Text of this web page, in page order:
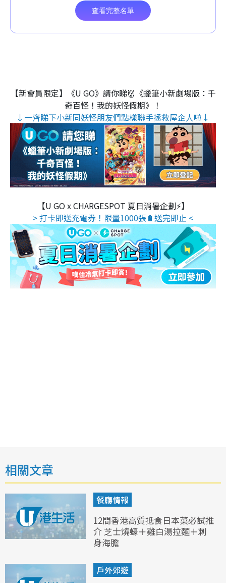
【新會員限定】《U GO》請你睇👹《蠟筆小新劇場版：千
奇百怪！我的妖怪假期》！
↓一齊睇下小新同妖怪朋友們點樣聯手拯救屋企人啦↓
【U GO x CHARGESPOT 夏日消暑企劃⚡】
> 打卡即送充電券！限量1000張🔋送完即止 <
相關文章
餐廳情報
12間香港高質抵食日本菜必試推
介 芝士燒蠔＋雞白湯拉麵＋刺
身海膽
戶外郊遊